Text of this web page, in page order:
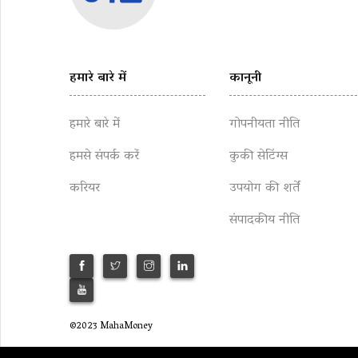
हमारे बारे में
हमारे बारे में
हमसे संपर्क करें
करियर
कानूनी
गोपनीयता नीति
कुकी सेटिंग्स
उपयोग की शर्तें
संपादकीय नीति
©2023 MahaMoney